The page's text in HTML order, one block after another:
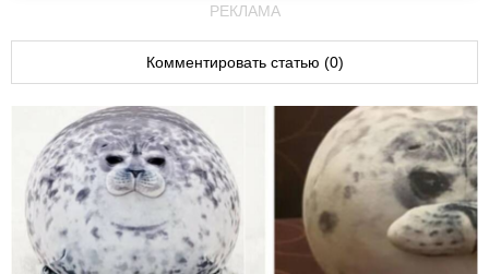
РЕКЛАМА
Комментировать статью (0)